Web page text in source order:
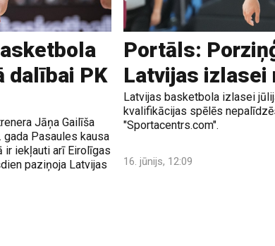
dalībai PK
Jāņa Gailīša
Pasaules kausa
iekļauti arī Eirolīgas
paziņoja Latvijas
Portāls:
Latvijas izlasei
Latvijas basketbola izlasei
kvalifikācijas spēlēs
"Sportacentrs.com".
16. jūnijs, 12:09